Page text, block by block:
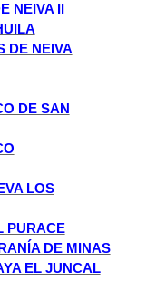
NEIVA II
DE NEIVA
DE SAN
LOS
PURACE
DE MINAS
EL JUNCAL